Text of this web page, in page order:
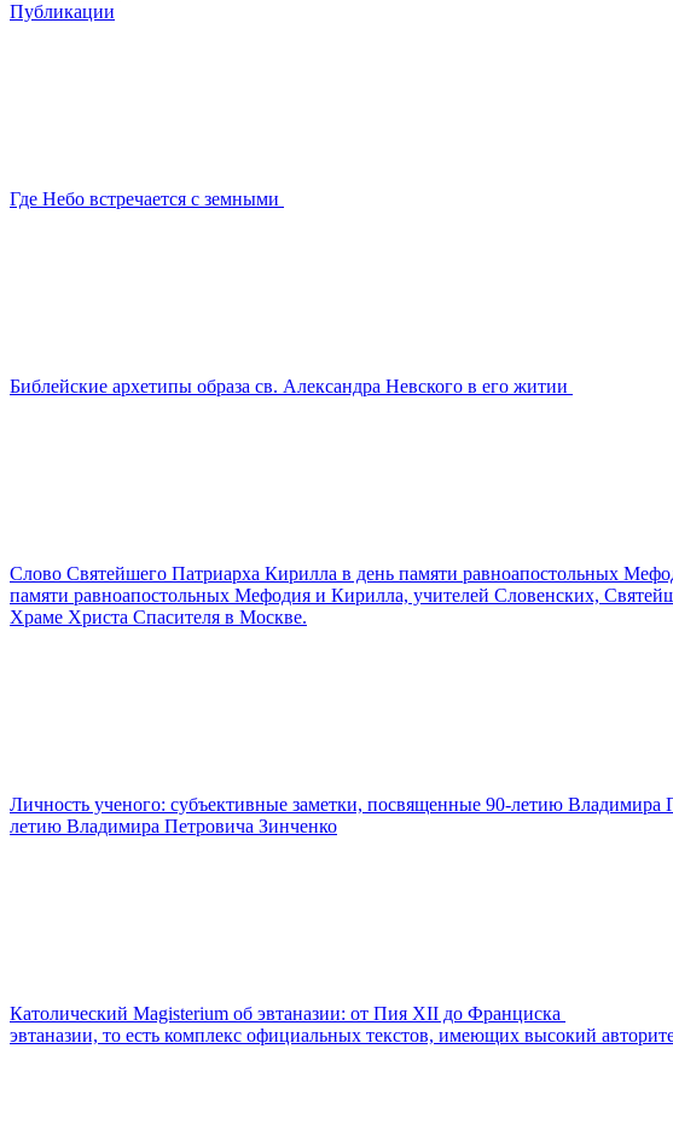
Публикации
Где Небо встречается с земными
Библейские архетипы образа св. Александра Невского в его житии
Слово Святейшего Патриарха Кирилла в день памяти равноапостольных
памяти равноапостольных Мефодия и Кирилла, учителей Словенских,
Храме Христа Спасителя в Москве.
Личность ученого: субъективные заметки, посвященные 90-летию Владимира
летию Владимира Петровича Зинченко
Католический Magisterium об эвтаназии: от Пия XII до Франциска
эвтаназии, то есть комплекс официальных текстов, имеющих высокий